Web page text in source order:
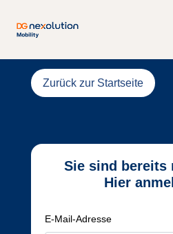
Zurück zur Startseite
Sie sind bereits
Hier
E-Mail-Adresse